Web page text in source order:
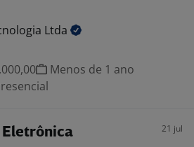
Ltda
Menos de 1 ano
Eletrônica 21 jul